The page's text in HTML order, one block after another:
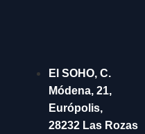
El SOHO, C.
Módena, 21,
Európolis,
28232 Las Rozas